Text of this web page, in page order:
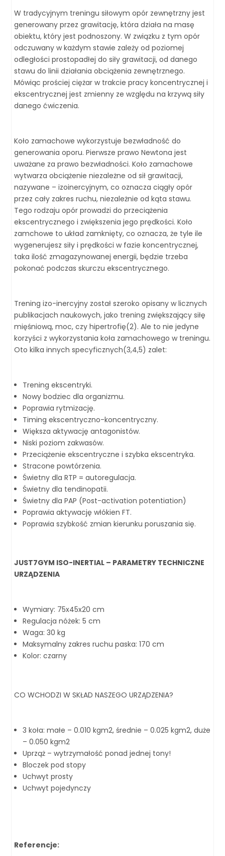
W tradycyjnym treningu siłowym opór zewnętrzny jest
generowany przez grawitację, która działa na masę
obiektu, który jest podnoszony. W związku z tym opór
odczuwany w każdym stawie zależy od poziomej
odległości prostopadłej do siły grawitacji, od danego
stawu do linii działania obciążenia zewnętrznego.
Mówiąc prościej ciężar w trakcie pracy koncentrycznej i
ekscentrycznej jest zmienny ze względu na krzywą siły
danego ćwiczenia.
Koło zamachowe wykorzystuje bezwładność do
generowania oporu. Pierwsze prawo Newtona jest
uważane za prawo bezwładności. Koło zamachowe
wytwarza obciążenie niezależne od sił grawitacji,
nazywane – izoinercyjnym, co oznacza ciągły opór
przez cały zakres ruchu, niezależnie od kąta stawu.
Tego rodzaju opór prowadzi do przeciążenia
ekscentrycznego i zwiększenia jego prędkości. Koło
zamchowe to układ zamknięty, co oznacza, że tyle ile
wygenerujesz siły i prędkości w fazie koncentrycznej,
taka ilość zmagazynowanej energii, będzie trzeba
pokonać podczas skurczu ekscentrycznego.
Trening izo-inercyjny został szeroko opisany w licznych
publikacjach naukowych, jako trening zwiększający siłę
mięśniową, moc, czy hipertrofię(2). Ale to nie jedyne
korzyści z wykorzystania koła zamachowego w treningu.
Oto kilka innych specyficznych(3,4,5) zalet:
Trening ekscentryki.
Nowy bodziec dla organizmu.
Poprawia rytmizację.
Timing ekscentryczno-koncentryczny.
Większa aktywację antagonistów.
Niski poziom zakwasów.
Przeciążenie ekscentryczne i szybka ekscentryka.
Stracone powtórzenia.
Świetny dla RTP = autoregulacja.
Świetny dla tendinopatii.
Świetny dla PAP (Post-activation potentiation)
Poprawia aktywację włókien FT.
Poprawia szybkość zmian kierunku poruszania się.
JUST7GYM ISO-INERTIAL – PARAMETRY TECHNICZNE
URZĄDZENIA
Wymiary: 75x45x20 cm
Regulacja nóżek: 5 cm
Waga: 30 kg
Maksymalny zakres ruchu paska: 170 cm
Kolor: czarny
CO WCHODZI W SKŁAD NASZEGO URZĄDZENIA?
3 koła: małe – 0.010 kgm2, średnie – 0.025 kgm2, duże
– 0.050 kgm2
Uprząż – wytrzymałość ponad jednej tony!
Bloczek pod stopy
Uchwyt prosty
Uchwyt pojedynczy
Referencje: